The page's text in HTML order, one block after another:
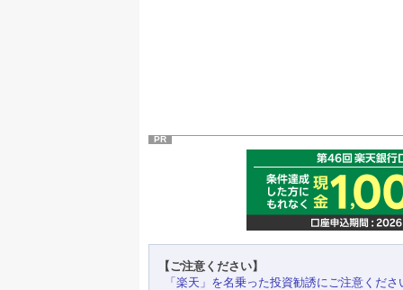
PR
【ご注意ください】
「楽天」を名乗った投資勧誘にご注意くださ